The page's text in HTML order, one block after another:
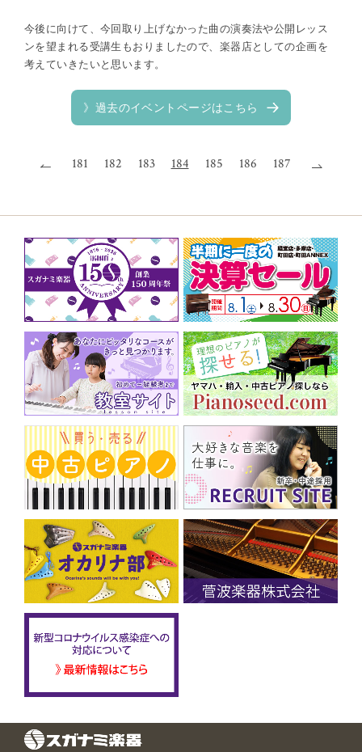
今後に向けて、今回取り上げなかった曲の演奏法や公開レッス
ンを望まれる受講生もおりましたので、楽器店としての企画を
考えていきたいと思います。
》過去のイベントページはこちら
181 182 183 184 185 186 187